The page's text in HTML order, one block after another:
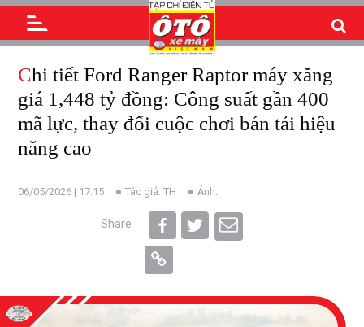
Chi tiết Ford Ranger Raptor máy xăng
giá 1,448 tỷ đồng: Công suất gần 400
mã lực, thay đổi cuộc chơi bán tải hiệu
năng cao
06/05/2026 | 17:15 Tác giả: TH Ảnh:
Share